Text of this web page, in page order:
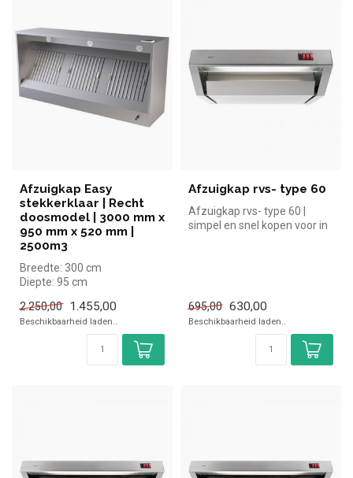
Afzuigkap Easy
stekkerklaar | Recht
doosmodel | 3000 mm x
950 mm x 520 mm |
2500m3
Breedte: 300 cm
Diepte: 95 cm
2.250,00
1.455,00
Beschikbaarheid laden..
Afzuigkap rvs- type 60
Afzuigkap rvs- type 60 |
simpel en snel kopen voor in
695,00 630,00
Beschikbaarheid laden..